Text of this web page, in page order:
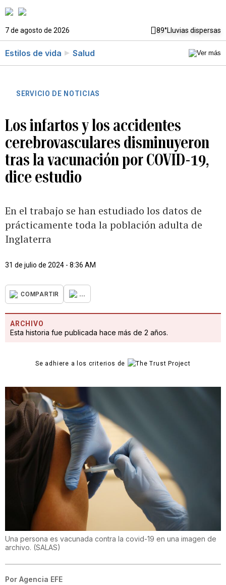
7 de agosto de 2026 89°Lluvias dispersas
Estilos de vida Salud
SERVICIO DE NOTICIAS
Los infartos y los accidentes
cerebrovasculares disminuyeron
tras la vacunación por COVID-19,
dice estudio
En el trabajo se han estudiado los datos de
prácticamente toda la población adulta de
Inglaterra
31 de julio de 2024 - 8:36 AM
COMPARTIR ...
ARCHIVO
Esta historia fue publicada hace más de 2 años.
Se adhiere a los criterios de
Una persona es vacunada contra la covid-19 en una imagen de
archivo. (SALAS)
Por Agencia EFE